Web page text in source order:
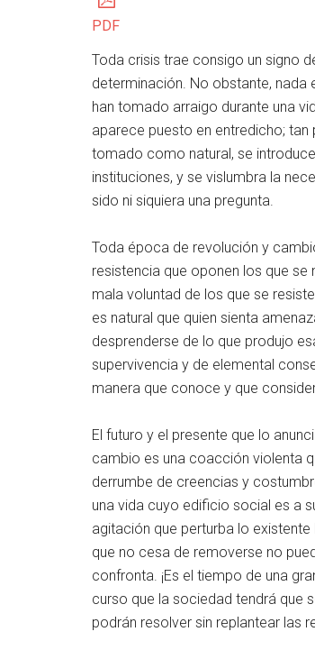
PDF
Toda crisis trae consigo un signo
determinación. No obstante, nada
han tomado arraigo durante una
aparece puesto en entredicho;
tomado como natural, se
instituciones, y se vislumbra la
sido ni siquiera una pregunta.
Toda época de revolución y
resistencia que oponen los que
mala voluntad de los que se
es natural que quien sienta
desprenderse de lo que produjo
supervivencia y de elemental
manera que conoce y que
El futuro y el presente que lo
cambio es una coacción violenta
derrumbe de creencias y
una vida cuyo edificio social es a
agitación que perturba lo
que no cesa de removerse no
confronta. ¡Es el tiempo de una
curso que la sociedad tendrá que
podrán resolver sin replantear las